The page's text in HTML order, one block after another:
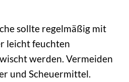
sollte regelmäßig mit
leicht feuchten
werden. Vermeiden
und Scheuermittel.